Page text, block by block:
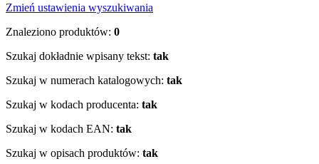
Zmień ustawienia wyszukiwania
Znaleziono produktów: 0
Szukaj dokładnie wpisany tekst: tak
Szukaj w numerach katalogowych: tak
Szukaj w kodach producenta: tak
Szukaj w kodach EAN: tak
Szukaj w opisach produktów: tak